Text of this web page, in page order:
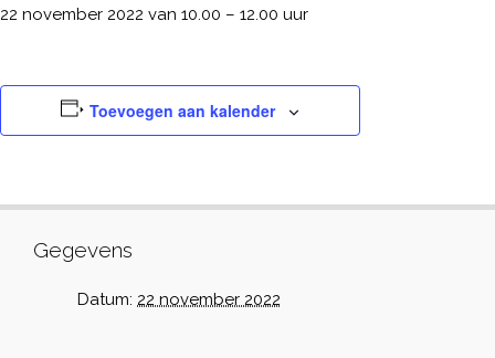
22 november 2022 van 10.00 – 12.00 uur
Toevoegen aan kalender
Gegevens
Datum: 22 november 2022